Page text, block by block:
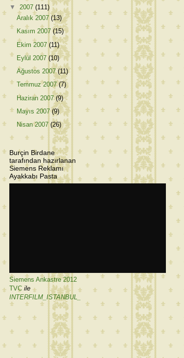
▼ 2007 (111)
Aralık 2007(13)
Kasım 2007(15)
Ekim 2007(11)
Eylül 2007(10)
Ağustos 2007(11)
Temmuz 2007(7)
Haziran 2007(9)
Mayıs 2007(9)
Nisan 2007(26)
Burçin Birdane
tarafından hazırlanan
Siemens Reklamı
Ayakkabı Pasta
Siemens Ankastre 2012
TVC ile
INTERFILM_ISTANBUL_